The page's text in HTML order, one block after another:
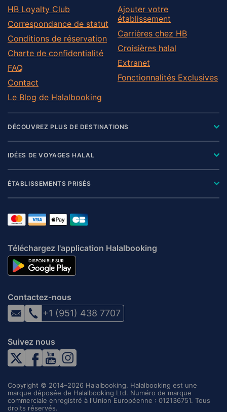
HB Loyalty Club
Correspondance de statut
Conditions de réservation
Charte de confidentialité
FAQ
Contact
Le Blog de Halalbooking
Ajouter votre
établissement
Carrières chez HB
Croisières halal
Extranet
Fonctionnalités Exclusives
DÉCOUVREZ PLUS DE DESTINATIONS
IDÉES DE VOYAGES HALAL
ÉTABLISSEMENTS PRISÉS
Téléchargez l'application Halalbooking
Contactez-nous
+1 (951) 438 7707
Suivez nous
Copyright © 2014–2026 Halalbooking. Halalbooking est une
marque déposée de Halalbooking Ltd. Numéro de marque
commerciale enregistré à l'Union Européenne : 012136751. Tous
droits réservés.